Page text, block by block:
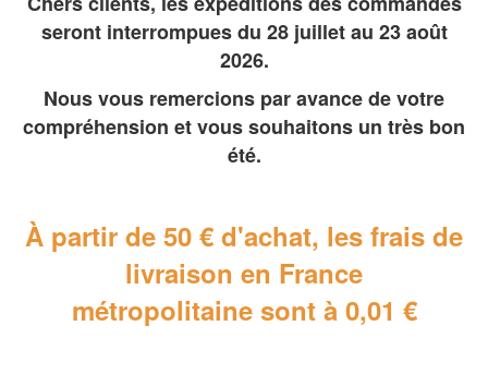
seront interrompues du 28 juillet au 23 août
2026.
Nous vous remercions par avance de votre
compréhension et vous souhaitons un très bon
été.
À partir de 50 € d'achat, les frais de
livraison en France
métropolitainesont à 0,01 €